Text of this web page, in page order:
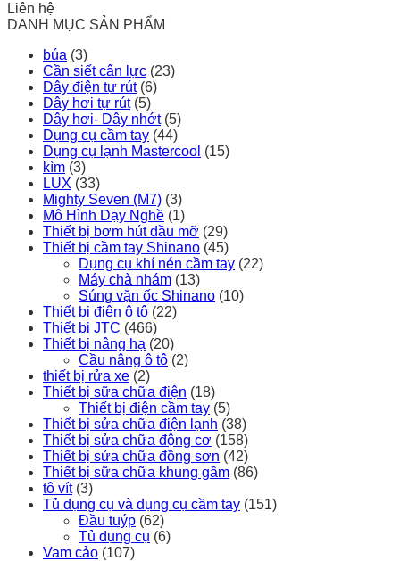
Liên hệ
DANH MỤC SẢN PHẨM
búa (3)
Cần siết cân lực (23)
Dây điện tự rút (6)
Dây hơi tự rút (5)
Dây hơi- Dây nhớt (5)
Dụng cụ cầm tay (44)
Dụng cụ lạnh Mastercool (15)
kìm (3)
LUX (33)
Mighty Seven (M7) (3)
Mô Hình Dạy Nghề (1)
Thiết bị bơm hút dầu mỡ (29)
Thiết bị cầm tay Shinano (45)
Dụng cụ khí nén cầm tay (22)
Máy chà nhám (13)
Súng vặn ốc Shinano (10)
Thiết bị điện ô tô (22)
Thiết bị JTC (466)
Thiết bị nâng hạ (20)
Cầu nâng ô tô (2)
thiết bị rửa xe (2)
Thiết bị sữa chữa điện (18)
Thiết bị điện cầm tay (5)
Thiết bị sửa chữa điện lạnh (38)
Thiết bị sửa chữa động cơ (158)
Thiết bị sửa chữa đồng sơn (42)
Thiết bị sữa chữa khung gầm (86)
tô vít (3)
Tủ dụng cụ và dụng cụ cầm tay (151)
Đầu tuýp (62)
Tủ dụng cụ (6)
Vam cảo (107)